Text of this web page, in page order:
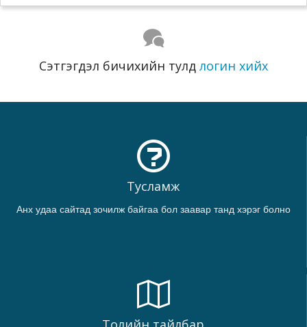
Сэтгэгдэл бичихийн тулд логин хийх
Тусламж
Анх удаа сайтад зочилж байгаа бол заавар танд хэрэг болно